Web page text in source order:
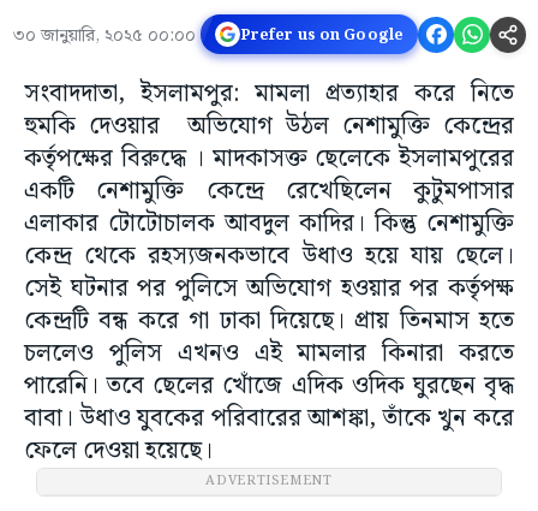
৩০ জানুয়ারি, ২০২৫ ০০:০০ Prefer us on Google
সংবাদদাতা, ইসলামপুর: মামলা প্রত্যাহার করে নিতে
হুমকি দেওয়ার অভিযোগ উঠল নেশামুক্তি কেন্দ্রের
কর্তৃপক্ষের বিরুদ্ধে । মাদকাসক্ত ছেলেকে ইসলামপুরের
একটি নেশামুক্তি কেন্দ্রে রেখেছিলেন কুটুমপাসার
এলাকার টোটোচালক আবদুল কাদির। কিন্তু নেশামুক্তি
কেন্দ্র থেকে রহস্যজনকভাবে উধাও হয়ে যায় ছেলে।
সেই ঘটনার পর পুলিসে অভিযোগ হওয়ার পর কর্তৃপক্ষ
কেন্দ্রটি বন্ধ করে গা ঢাকা দিয়েছে। প্রায় তিনমাস হতে
চললেও পুলিস এখনও এই মামলার কিনারা করতে
পারেনি। তবে ছেলের খোঁজে এদিক ওদিক ঘুরছেন বৃদ্ধ
বাবা। উধাও যুবকের পরিবারের আশঙ্কা, তাঁকে খুন করে
ফেলে দেওয়া হয়েছে।
ADVERTISEMENT